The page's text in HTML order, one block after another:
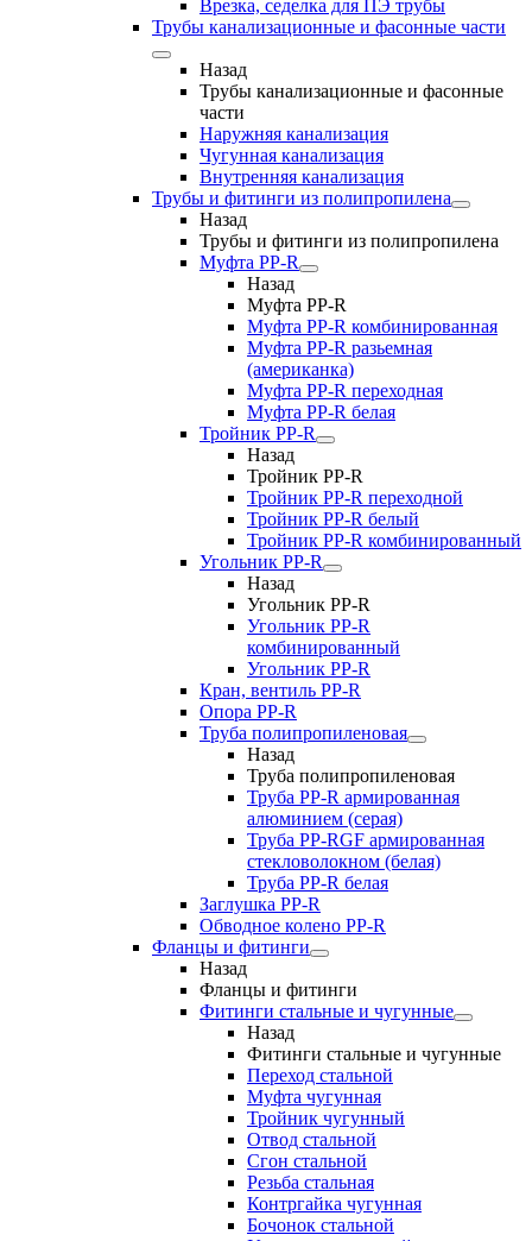
Врезка, седелка для ПЭ трубы
Трубы канализационные и фасонные части
Назад
Трубы канализационные и фасонные
части
Наружняя канализация
Чугунная канализация
Внутренняя канализация
Трубы и фитинги из полипропилена
Назад
Трубы и фитинги из полипропилена
Муфта PP-R
Назад
Муфта PP-R
Муфта РР-R комбинированная
Муфта РР-R разьемная
(американка)
Муфта РР-R переходная
Муфта РР-R белая
Тройник PP-R
Назад
Тройник PP-R
Тройник РР-R переходной
Тройник РР-R белый
Тройник РР-R комбинированный
Угольник PP-R
Назад
Угольник PP-R
Угольник РР-R
комбинированный
Угольник РР-R
Кран, вентиль PP-R
Опора PP-R
Труба полипропиленовая
Назад
Труба полипропиленовая
Труба PP-R армированная
алюминием (серая)
Труба PP-RGF армированная
стекловолокном (белая)
Труба РР-R белая
Заглушка PP-R
Обводное колено PP-R
Фланцы и фитинги
Назад
Фланцы и фитинги
Фитинги стальные и чугунные
Назад
Фитинги стальные и чугунные
Переход стальной
Муфта чугунная
Тройник чугунный
Отвод стальной
Сгон стальной
Резьба стальная
Контргайка чугунная
Бочонок стальной